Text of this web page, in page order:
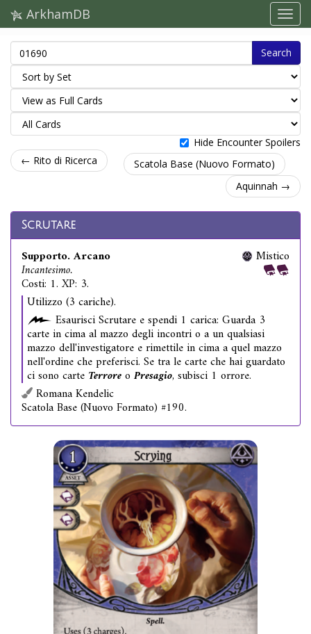
ArkhamDB
Search
Hide Encounter Spoilers
← Rito di Ricerca
Scatola Base (Nuovo Formato)
Aquinnah →
Scrutare
Supporto. Arcano
Incantesimo.
Costi: 1. XP: 3.
Mistico
Utilizzo (3 cariche).
Esaurisci Scrutare e spendi 1 carica: Guarda 3
carte in cima al mazzo degli incontri o a un qualsiasi
mazzo dell'investigatore e rimettile in cima a quel mazzo
nell'ordine che preferisci. Se tra le carte che hai guardato
ci sono carte Terroreo Presagio, subisci 1 orrore.
Romana Kendelic
Scatola Base (Nuovo Formato) #190.